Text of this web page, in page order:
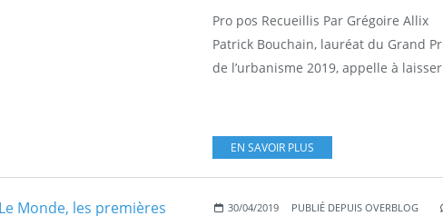
Pro pos Recueillis Par Grégoire Allix
Patrick Bouchain, lauréat du Grand
de l’urbanisme 2019, appelle à
EN SAVOIR PLUS
30/04/2019 PUBLIÉ DEPUIS OVERBLOG